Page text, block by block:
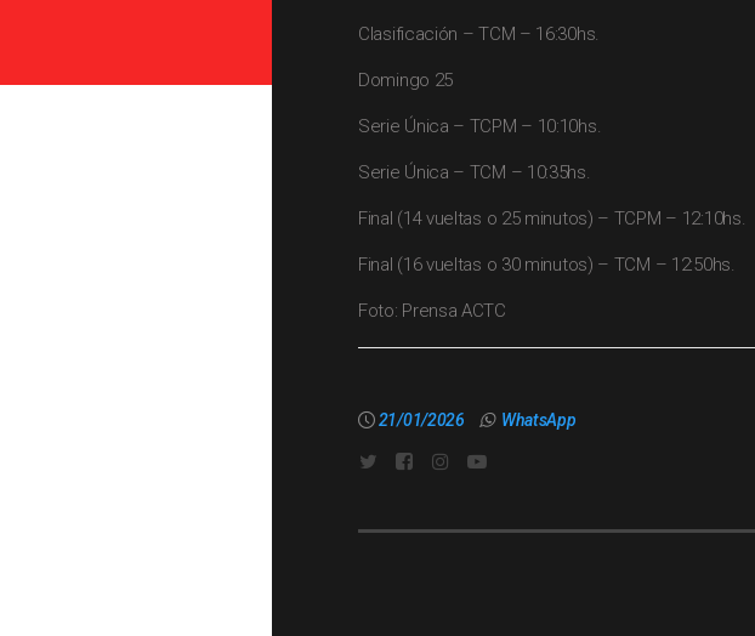
Clasificación – TCM – 16:30hs.
Domingo 25
Serie Única – TCPM – 10:10hs.
Serie Única – TCM – 10:35hs.
Final (14 vueltas o 25 minutos) – TCPM – 12:10hs.
Final (16 vueltas o 30 minutos) – TCM – 12:50hs.
Foto: Prensa ACTC
21/01/2026 WhatsApp